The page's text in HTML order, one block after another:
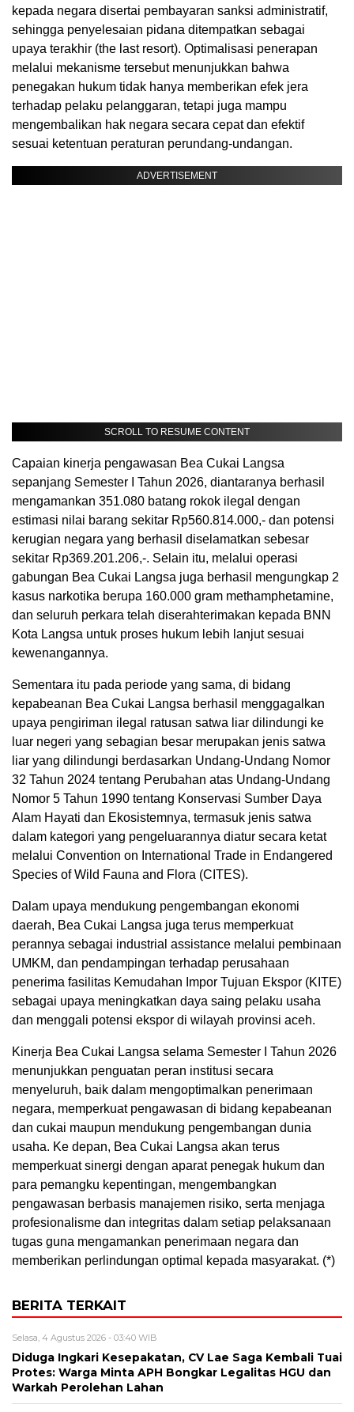
kepada negara disertai pembayaran sanksi administratif,
sehingga penyelesaian pidana ditempatkan sebagai
upaya terakhir (the last resort). Optimalisasi penerapan
melalui mekanisme tersebut menunjukkan bahwa
penegakan hukum tidak hanya memberikan efek jera
terhadap pelaku pelanggaran, tetapi juga mampu
mengembalikan hak negara secara cepat dan efektif
sesuai ketentuan peraturan perundang-undangan.
ADVERTISEMENT
SCROLL TO RESUME CONTENT
Capaian kinerja pengawasan Bea Cukai Langsa
sepanjang Semester I Tahun 2026, diantaranya berhasil
mengamankan 351.080 batang rokok ilegal dengan
estimasi nilai barang sekitar Rp560.814.000,- dan potensi
kerugian negara yang berhasil diselamatkan sebesar
sekitar Rp369.201.206,-. Selain itu, melalui operasi
gabungan Bea Cukai Langsa juga berhasil mengungkap 2
kasus narkotika berupa 160.000 gram methamphetamine,
dan seluruh perkara telah diserahterimakan kepada BNN
Kota Langsa untuk proses hukum lebih lanjut sesuai
kewenangannya.
Sementara itu pada periode yang sama, di bidang
kepabeanan Bea Cukai Langsa berhasil menggagalkan
upaya pengiriman ilegal ratusan satwa liar dilindungi ke
luar negeri yang sebagian besar merupakan jenis satwa
liar yang dilindungi berdasarkan Undang-Undang Nomor
32 Tahun 2024 tentang Perubahan atas Undang-Undang
Nomor 5 Tahun 1990 tentang Konservasi Sumber Daya
Alam Hayati dan Ekosistemnya, termasuk jenis satwa
dalam kategori yang pengeluarannya diatur secara ketat
melalui Convention on International Trade in Endangered
Species of Wild Fauna and Flora (CITES).
Dalam upaya mendukung pengembangan ekonomi
daerah, Bea Cukai Langsa juga terus memperkuat
perannya sebagai industrial assistance melalui pembinaan
UMKM, dan pendampingan terhadap perusahaan
penerima fasilitas Kemudahan Impor Tujuan Ekspor (KITE)
sebagai upaya meningkatkan daya saing pelaku usaha
dan menggali potensi ekspor di wilayah provinsi aceh.
Kinerja Bea Cukai Langsa selama Semester I Tahun 2026
menunjukkan penguatan peran institusi secara
menyeluruh, baik dalam mengoptimalkan penerimaan
negara, memperkuat pengawasan di bidang kepabeanan
dan cukai maupun mendukung pengembangan dunia
usaha. Ke depan, Bea Cukai Langsa akan terus
memperkuat sinergi dengan aparat penegak hukum dan
para pemangku kepentingan, mengembangkan
pengawasan berbasis manajemen risiko, serta menjaga
profesionalisme dan integritas dalam setiap pelaksanaan
tugas guna mengamankan penerimaan negara dan
memberikan perlindungan optimal kepada masyarakat. (*)
BERITA TERKAIT
Selasa, 4 Agustus 2026 - 03:40 WIB
Diduga Ingkari Kesepakatan, CV Lae Saga Kembali Tuai
Protes: Warga Minta APH Bongkar Legalitas HGU dan
Warkah Perolehan Lahan